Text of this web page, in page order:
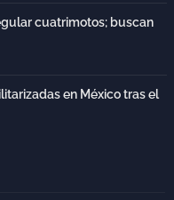
cuatrimotos; buscan
en México tras el